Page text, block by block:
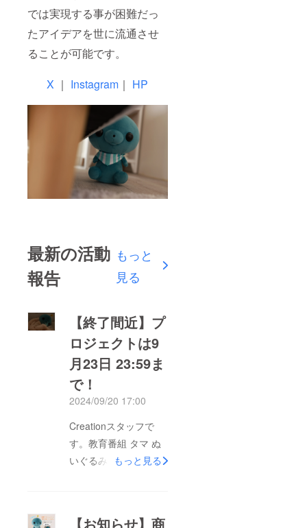
では実現する事が困難だっ
たアイデアを世に流通させ
ることが可能です。
X ｜ Instagram ｜ HP
最新の活動
報告
もっと
見る
【終了間近】プ
ロジェクトは9
月23日 23:59ま
で！
2024/09/20 17:00
Creationスタッフで
す。教育番組 タマ ぬ
いぐるみ化プロジェク
もっと見る
【お知らせ】商